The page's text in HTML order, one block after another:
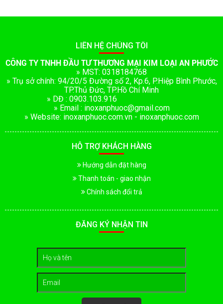
LIÊN HỆ CHÚNG TÔI
CÔNG TY TNHH ĐẦU TƯ THƯƠNG MẠI KIM LOẠI AN PHƯỚC
» MST: 0318184768
» Trụ sở chính: 94/20/5 Đường số 2, Kp.6, P.Hiệp Bình Phước,
TP.Thủ Đức, TP.Hồ Chí Minh
» DĐ : 0903.103.916
» Email : inoxanphuoc@gmail.com
» Website: inoxanphuoc.com.vn - inoxanphuoc.com
HỖ TRỢ KHÁCH HÀNG
Hướng dẫn đặt hàng
Thanh toán - giao nhận
Chính sách đổi trả
ĐĂNG KÝ NHẬN TIN